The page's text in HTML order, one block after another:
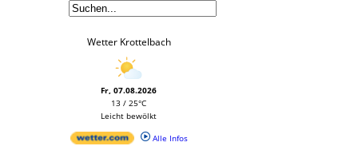
Wetter Krottelbach
Fr, 07.08.2026
13 / 25°C
Leicht bewölkt
Alle Infos